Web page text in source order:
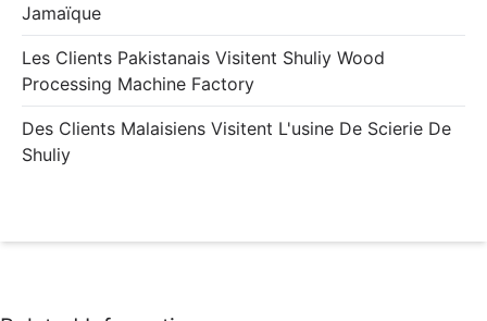
Jamaïque
Les Clients Pakistanais Visitent Shuliy Wood
Processing Machine Factory
Des Clients Malaisiens Visitent L'usine De Scierie De
Shuliy